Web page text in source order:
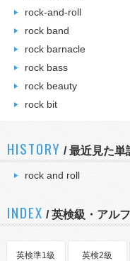
rock-and-roll
rock band
rock barnacle
rock bass
rock beauty
rock bit
HISTORY /最近見た単
rock and roll
INDEX / 英検級・アル
英検準1級 英検2級